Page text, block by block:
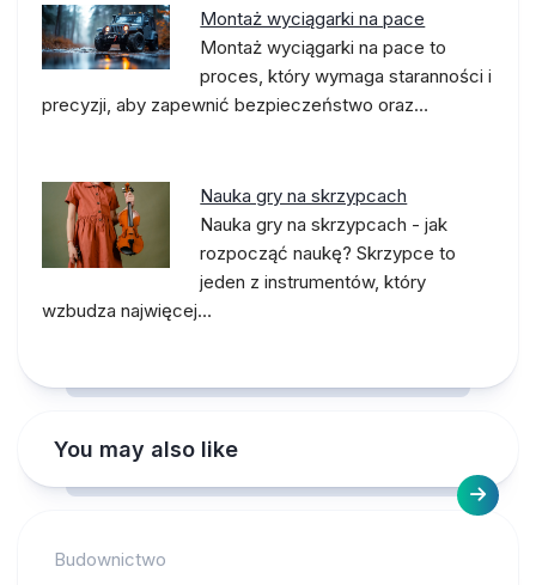
Montaż wyciągarki na pace
Montaż wyciągarki na pace to
proces, który wymaga staranności i
precyzji, aby zapewnić bezpieczeństwo oraz…
Nauka gry na skrzypcach
Nauka gry na skrzypcach - jak
rozpocząć naukę? Skrzypce to
jeden z instrumentów, który
wzbudza najwięcej…
You may also like
Budownictwo